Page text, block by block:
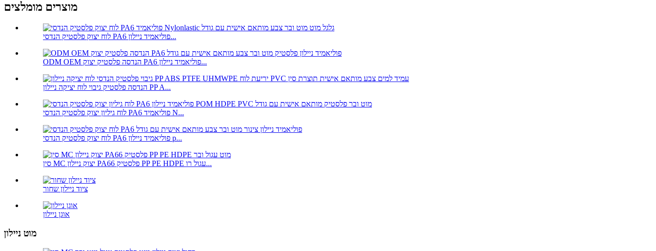
מוצרים מומלצים
לוח יצוק פלסטיק הנדסי PA6 פוליאמיד ניילון...
ODM OEM הנדסה פלסטיק יצוק PA6 פוליאמיד ניילון...
הנדסה פלסטיק גיבוי לוח יציקה ניילון PP A...
לוח גיליון יצוק פלסטיק הנדסי PA6 פוליאמיד N...
לוח יצוק פלסטיק הנדסי PA6 פוליאמיד ניילון p...
סין MC יצוק ניילון PA66 פלסטיק PP PE HDPE עגול רו...
ציוד ניילון שחור
אוגן ניילון
מוט ניילון